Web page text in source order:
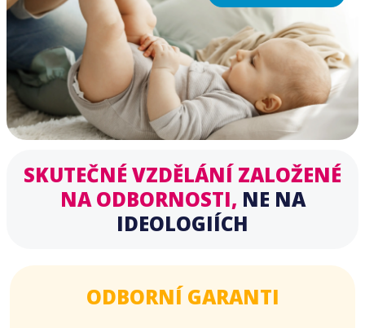
SKUTEČNÉ VZDĚLÁNÍ ZALOŽENÉ
NA ODBORNOSTI, NE NA
IDEOLOGIÍCH
ODBORNÍ GARANTI